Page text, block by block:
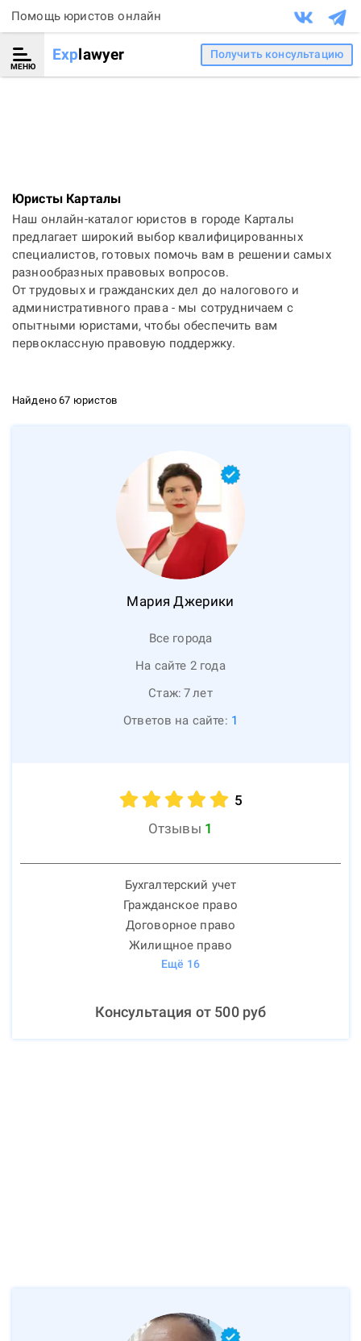
Помощь юристов онлайн
МЕНЮ
Explawyer Получить консультацию
Юристы Карталы
Наш онлайн-каталог юристов в городе Карталы
предлагает широкий выбор квалифицированных
специалистов, готовых помочь вам в решении самых
разнообразных правовых вопросов.
От трудовых и гражданских дел до налогового и
административного права - мы сотрудничаем с
опытными юристами, чтобы обеспечить вам
первоклассную правовую поддержку.
Найдено 67 юристов
Мария Джерики
Все города
На сайте 2 года
Стаж: 7лет
Ответов на сайте: 1
5
Отзывы 1
Бухгалтерский учет
Гражданское право
Договорное право
Жилищное право
Ещё 16
Консультация от 500руб